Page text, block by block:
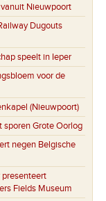
Nieuwpoort
Dugouts
speelt in Ieper
voor de
(Nieuwpoort)
sporen Grote Oorlog
negen Belgische
presenteert
Fields Museum